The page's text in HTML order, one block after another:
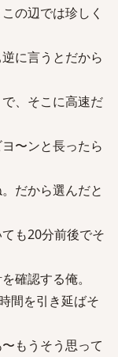
の辺では珍しく
に言うとだから
、そこに高速だ
〜ンと長ったら
だから選んだと
も20分前後でそ
確認する俺。
間を引き延ばそ
もうそう思って